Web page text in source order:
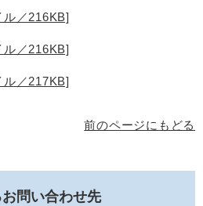
／216KB]
／216KB]
／217KB]
前のページにもどる
問い合わせ先